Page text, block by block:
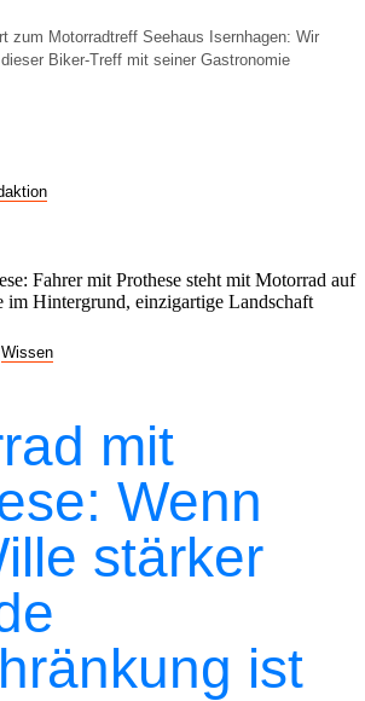
zum Motorradtreff Seehaus Isernhagen: Wir
Biker-Treff mit seiner Gastronomie
Wissen
mit
Wenn
stärker
ist